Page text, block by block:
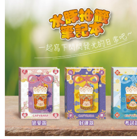
境外區配送